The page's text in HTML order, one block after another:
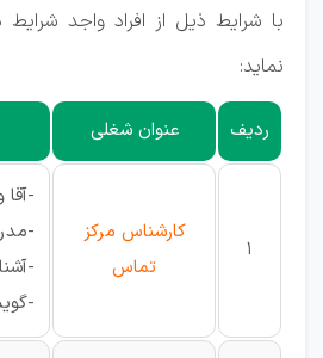
با شرایط ذیل از افراد واجد
نماید:
ردیف عنوان شغلی
1
کارشناس مرکز
تماس
-
-
-
-